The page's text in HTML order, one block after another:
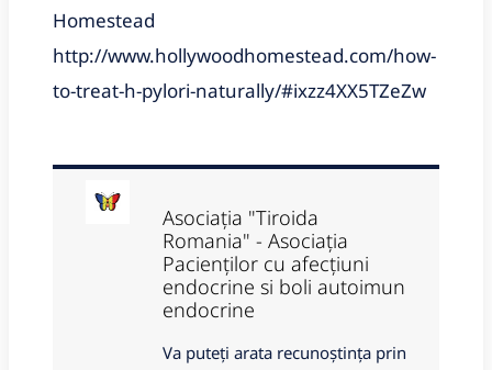
Homestead
http://www.hollywoodhomestead.com/how-
to-treat-h-pylori-naturally/#ixzz4XX5TZeZw
Asociația "Tiroida
Romania" - Asociația
Pacienților cu afecțiuni
endocrine si boli autoimun
endocrine
Va puteți arata recunoștința prin